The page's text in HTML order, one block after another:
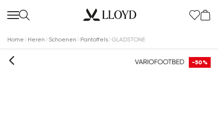
Home Heren Schoenen Pantoffels GLADSTONE
-50%